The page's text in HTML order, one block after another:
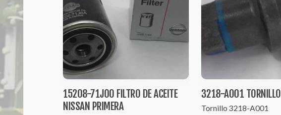
15208-71J00 FILTRO DE ACEITE
NISSAN PRIMERA
3218-A001 TORNILLO
Tornillo 3218-A001